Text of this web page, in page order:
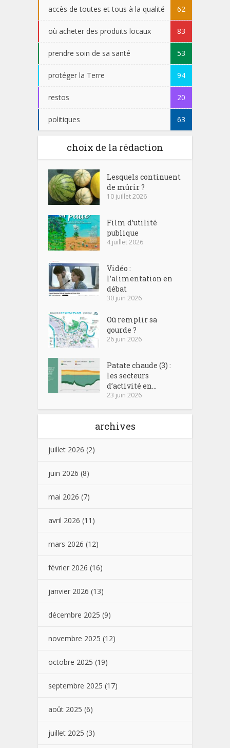
accès de toutes et tous à la qualité 62
où acheter des produits locaux 83
prendre soin de sa santé 53
protéger la Terre 94
restos 20
politiques 63
choix de la rédaction
Lesquels continuent
de mûrir ?
10 juillet 2026
Film d’utilité
publique
4 juillet 2026
Vidéo :
l’alimentation en
débat
30 juin 2026
Où remplir sa
gourde ?
26 juin 2026
Patate chaude (3) :
les secteurs
d’activité en...
23 juin 2026
archives
juillet 2026 (2)
juin 2026 (8)
mai 2026 (7)
avril 2026 (11)
mars 2026 (12)
février 2026 (16)
janvier 2026 (13)
décembre 2025 (9)
novembre 2025 (12)
octobre 2025 (19)
septembre 2025 (17)
août 2025 (6)
juillet 2025 (3)